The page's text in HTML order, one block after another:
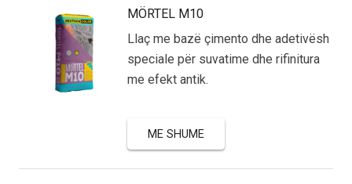
MÖRTEL M10
Llaç me bazë çimento dhe adetivësh
speciale për suvatime dhe rifinitura
me efekt antik.
ME SHUME